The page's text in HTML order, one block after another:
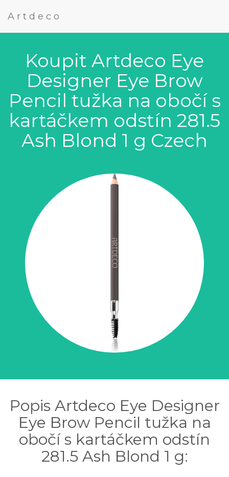
Artdeco
Koupit Artdeco Eye
Designer Eye Brow
Pencil tužka na obočí s
kartáčkem odstín 281.5
Ash Blond 1 g Czech
Popis Artdeco Eye Designer
Eye Brow Pencil tužka na
obočí s kartáčkem odstín
281.5 Ash Blond 1 g: